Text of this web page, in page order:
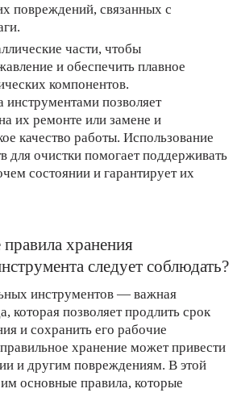
повреждений, связанных с
части, чтобы
и обеспечить плавное
компонентов.
позволяет
их ремонте или замене и
качество работы. Использование
для очистки помогает поддерживать
состоянии и гарантирует их
хранения
следует соблюдать?
инструментов — важная
которая позволяет продлить срок
и сохранить его рабочие
хранение может привести
и другим повреждениям. В этой
основные правила, которые